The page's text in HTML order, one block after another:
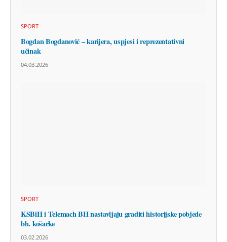
SPORT
Bogdan Bogdanović – karijera, uspjesi i reprezentativni
učinak
04.03.2026
SPORT
KSBiH i Telemach BH nastavljaju graditi historijske pobjede
bh. košarke
03.02.2026